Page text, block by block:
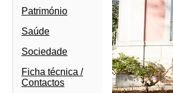
Património
Saúde
Sociedade
Ficha técnica /
Contactos